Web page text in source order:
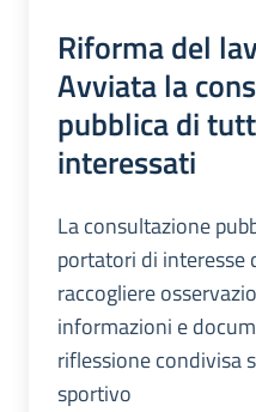
Riforma del
Avviata la
pubblica di
interessati
La consultazione
portatori di interesse
raccogliere
informazioni e
riflessione condivisa
sportivo